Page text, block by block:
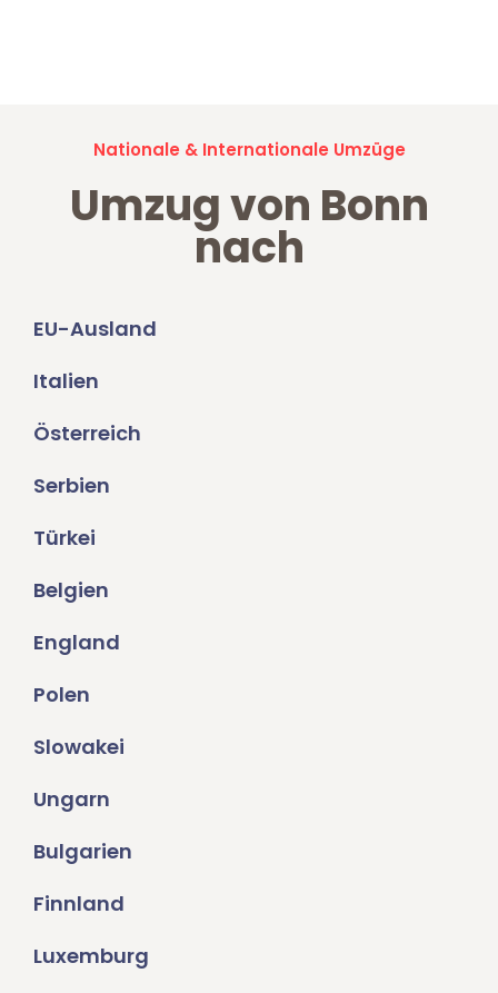
Nationale & Internationale Umzüge
Umzug von Bonn
nach
EU-Ausland
Italien
Österreich
Serbien
Türkei
Belgien
England
Polen
Slowakei
Ungarn
Bulgarien
Finnland
Luxemburg